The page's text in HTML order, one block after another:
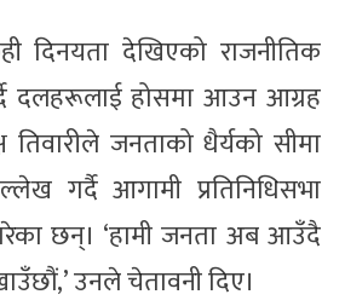
दिनयता देखिएको राजनीतिक
दलहरूलाई होसमा आउन आग्रह
जनताको धैर्यको सीमा
गर्दै आगामी प्रतिनिधिसभा
छन्। ‘हामी जनता अब आउँदै
उनले चेतावनी दिए।